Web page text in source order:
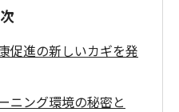
促進の新しいカギを発
ニング環境の秘密と